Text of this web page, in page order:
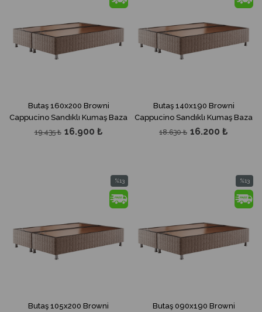
Butaş 160x200 Browni
Cappucino Sandıklı Kumaş Baza
16.900 ₺
19.435 ₺
%13İndirim
Butaş 140x190 Browni
Cappucino Sandıklı Kumaş Baza
16.200 ₺
18.630 ₺
Butaş 105x200 Browni
%13
İndirim
%13İndirim
Butaş 090x190 Browni
%13
İndirim